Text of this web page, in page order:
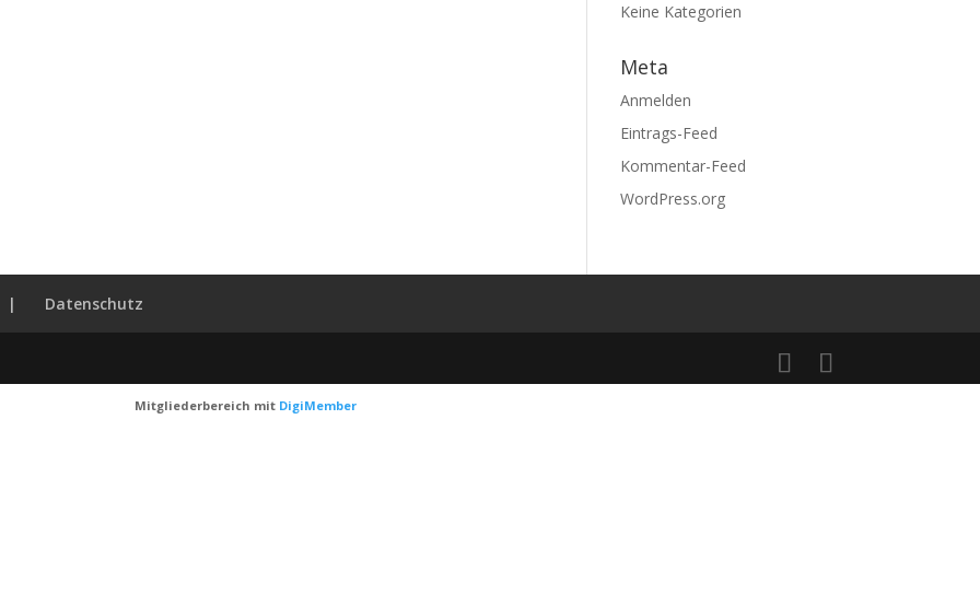
Keine Kategorien
Meta
Anmelden
Eintrags-Feed
Kommentar-Feed
WordPress.org
| Datenschutz
Mitgliederbereich mit DigiMember